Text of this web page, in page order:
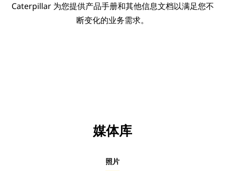
Caterpillar 为您提供产品手册和其他信息文档以满足您不
断变化的业务需求。
媒体库
照片